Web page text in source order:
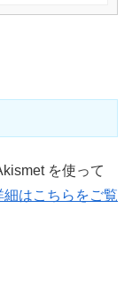
を使って
はこちらをご覧